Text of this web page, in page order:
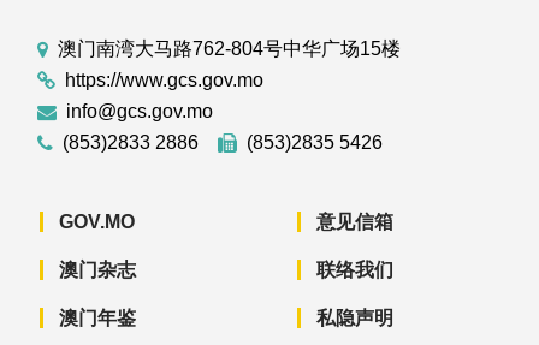
澳门南湾大马路762-804号中华广场15楼
https://www.gcs.gov.mo
info@gcs.gov.mo
(853)2833 2886
(853)2835 5426
GOV.MO
澳门杂志
澳门年鉴
意见信箱
联络我们
私隐声明